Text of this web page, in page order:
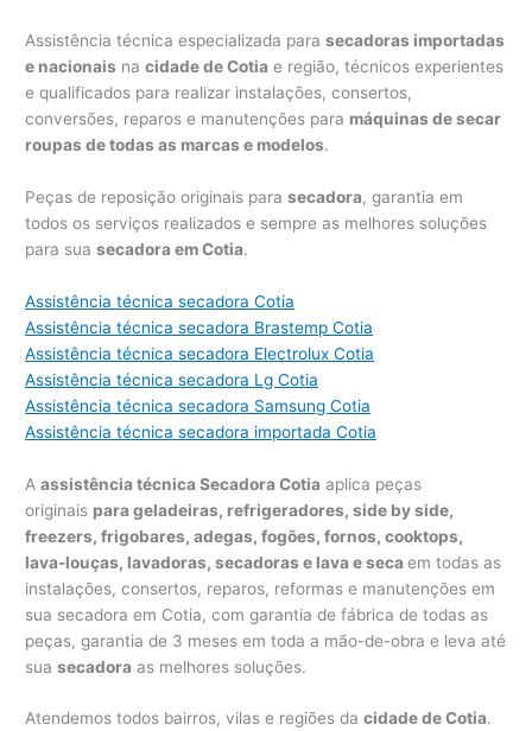
Assistência técnica especializada parasecadoras importadas
e nacionais nacidade de Cotia e região, técnicos experientes
e qualificados para realizar instalações, consertos,
conversões, reparos e manutenções para máquinas de secar
roupas de todas as marcas e modelos.
Peças de reposição originais parasecadora, garantia em
todos os serviços realizados e sempre as melhores soluções
para suasecadora em Cotia.
Assistência técnica secadora Cotia
Assistência técnica secadora Brastemp Cotia
Assistência técnica secadora Electrolux Cotia
Assistência técnica secadora Lg Cotia
Assistência técnica secadora Samsung Cotia
Assistência técnica secadora importada Cotia
Aassistência técnica Secadora Cotia aplica peças
originais para geladeiras, refrigeradores, side by side,
freezers, frigobares, adegas, fogões, fornos, cooktops,
lava-louças, lavadoras, secadoras e lava e secaem todas as
instalações, consertos, reparos, reformas e manutenções em
sua secadora em Cotia, com garantia de fábrica de todas as
peças, garantia de 3 meses em toda a mão-de-obra e leva até
suasecadora as melhores soluções.
Atendemos todos bairros, vilas e regiões dacidade de Cotia.